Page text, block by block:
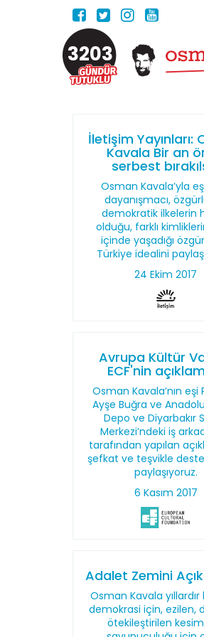
3203
İletişim Yayınları:
Kavala Bir an
serbest
Osman Kavala’yla
dayanışmacı,
demokratik ilkelerin
olduğu, farklı
içinde yaşadığı
Türkiye idealini
24 Ekim 2017
Avrupa Kültür
ECF'nin
Osman Kavala’nın eşi
Ayşe Buğra ve
Depo ve Diyarbakır
Merkezi’ndeki iş
tarafından yapılan
şefkat ve teşvikle
paylaşıyoruz.
6 Kasım 2017
Adalet Zemini
Osman Kavala yıllardır
demokrasi için, ezilen,
ötekileştirilen